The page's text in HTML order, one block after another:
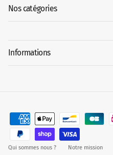
Nos catégories
Informations
Qui sommes nous ? Notre mission